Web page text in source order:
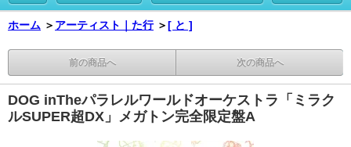
ホーム ＞ アーティスト｜た行 ＞[ と ]
前の商品へ 次の商品へ
DOG inTheパラレルワールドオーケストラ「ミラク
ルSUPER超DX」メガトン完全限定盤A